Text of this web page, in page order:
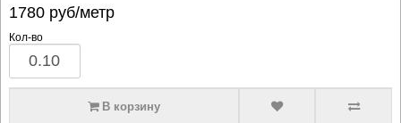
1780руб/метр
Кол-во
В корзину